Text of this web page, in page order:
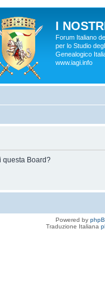
I
Forum Italiano
per lo Studio
Genealogico
www.iagi.info
questa Board?
Powered by
Traduzione Italiana